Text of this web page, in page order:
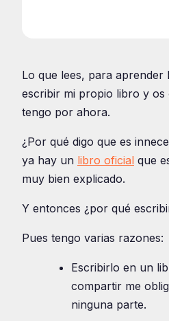
Lo que lees, para aprender
escribir mi propio libro y os
tengo por ahora.
¿Por qué digo que es
ya hay un libro oficial que
muy bien explicado.
Y entonces ¿por qué
Pues tengo varias razones:
Escribirlo en un
compartir me
ninguna parte.